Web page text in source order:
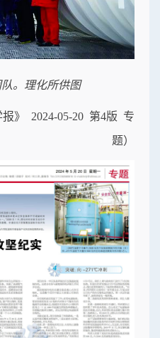
。 理化所供图
报》 2024-05-20 第4版 专
题）